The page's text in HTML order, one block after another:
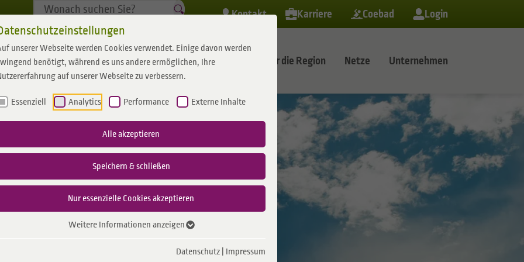
unserer Webseite werden Cookies verwendet. Einige davon werden
benötigt, während es uns andere ermöglichen, Ihre
auf unserer Webseite zu verbessern.
Essenziell Analytics Performance Externe Inhalte
Alle akzeptieren
Speichern & schließen
Nur essenzielle Cookies akzeptieren
Weitere Informationen anzeigen
Datenschutz Impressum
Kontakt Karriere Coebad Login
Privatkunden
Gastarif
Grundversorgung
Gas
CO2-Rechner
Wasserversorgung
Mobilität
Unterwegs laden
Zuhause laden
E-Bike mieten
Service
Vorteilswelt
Kontakt
Rechnungen
Geschäftskunden
Gasversorgung Direktvermarktung
E-Mobilität
Geschäftskundenberater
Vertragskündigung
Für die Region
Sponsoring
Netze
Gas
/ entgelte
Gas
Netzanschluss Wasser
Wasserqualität
Messstellenbetrieb
Smart Meter
Messsysteme
Inbetriebnahme
Allgemeines
Störung melden
Wiederverkäufernachweis
Freistellungsbescheinigung
Unternehmen
Profil
Nachhaltigkeit
Emergy Karriere